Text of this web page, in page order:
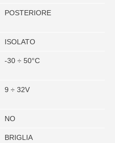
POSTERIORE
ISOLATO
-30 ÷ 50°C
9 ÷ 32V
NO
BRIGLIA